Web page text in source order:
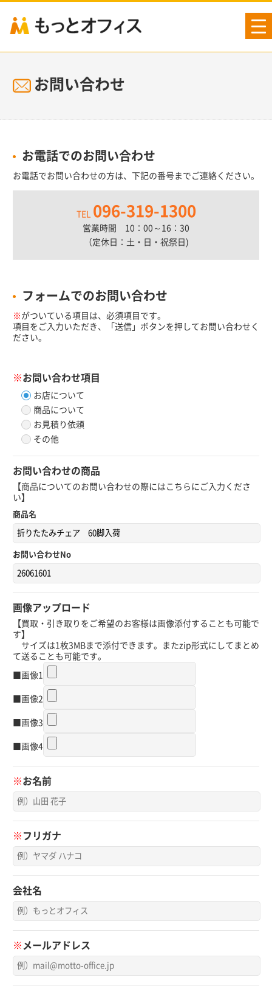
お問い合わせ
お電話でのお問い合わせ
お電話でお問い合わせの方は、下記の番号までご連絡ください。
TEL 096-319-1300
営業時間 10：00～16：30
（定休日：土・日・祝祭日)
フォームでのお問い合わせ
※ がついている項目は、必須項目です。
項目をご入力いただき、「送信」ボタンを押してお問い合わせく
ださい。
※お問い合わせ項目
お店について
商品について
お見積り依頼
その他
お問い合わせの商品
【商品についてのお問い合わせの際にはこちらにご入力くださ
い】
商品名
お問い合わせNo
画像アップロード
【買取・引き取りをご希望のお客様は画像添付することも可能で
す】
サイズは1枚3MBまで添付できます。またzip形式にしてまとめ
て送ることも可能です。
■画像1
■画像2
■画像3
■画像4
※お名前
※ フリガナ
会社名
※ メールアドレス